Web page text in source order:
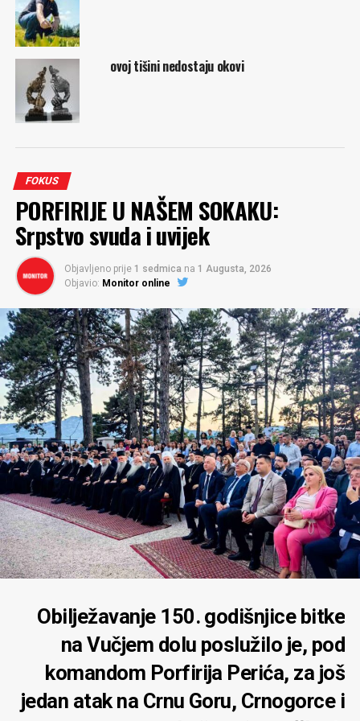
ovoj tišini nedostaju okovi
FOKUS
PORFIRIJE U NAŠEM SOKAKU:
Srpstvo svuda i uvijek
Objavljeno prije 1 sedmica na 1 Augusta, 2026
Objavio: Monitor online
Obilježavanje 150. godišnjice bitke
na Vučjem dolu poslužilo je, pod
komandom Porfirija Perića, za još
jedan atak na Crnu Goru, Crnogorce i